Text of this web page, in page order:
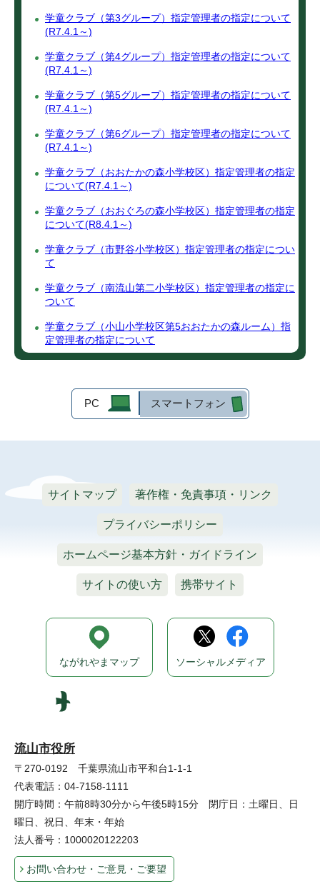
学童クラブ（第3グループ）指定管理者の指定について
(R7.4.1～)
学童クラブ（第4グループ）指定管理者の指定について
(R7.4.1～)
学童クラブ（第5グループ）指定管理者の指定について
(R7.4.1～)
学童クラブ（第6グループ）指定管理者の指定について
(R7.4.1～)
学童クラブ（おおたかの森小学校区）指定管理者の指定
について(R7.4.1～)
学童クラブ（おおぐろの森小学校区）指定管理者の指定
について(R8.4.1～)
学童クラブ（市野谷小学校区）指定管理者の指定につい
て
学童クラブ（南流山第二小学校区）指定管理者の指定に
ついて
学童クラブ（小山小学校区第5おおたかの森ルーム）指
定管理者の指定について
PC スマートフォン
サイトマップ 著作権・免責事項・リンク
プライバシーポリシー
ホームページ基本方針・ガイドライン
サイトの使い方 携帯サイト
流山市役所
〒270-0192 千葉県流山市平和台1-1-1
代表電話：04-7158-1111
開庁時間：午前8時30分から午後5時15分 閉庁日：土曜日、日
曜日、祝日、年末・年始
法人番号：1000020122203
お問い合わせ・ご意見・ご要望
ながれやまマップ ソーシャルメディア